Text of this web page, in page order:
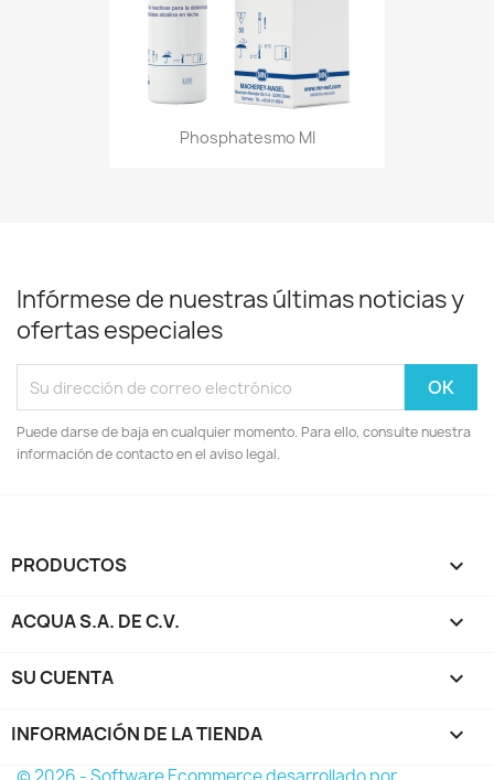
Phosphatesmo MI
Infórmese de nuestras últimas noticias y
ofertas especiales
Puede darse de baja en cualquier momento. Para ello, consulte nuestra
información de contacto en el aviso legal.
PRODUCTOS 
ACQUA S.A. DE C.V. 
SU CUENTA 
INFORMACIÓN DE LA TIENDA keyboard_arrow_down